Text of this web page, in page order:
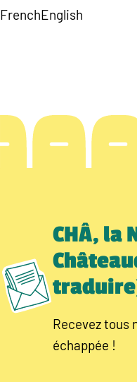
FrenchEnglish
CHÂ, la
Recevez tous
échappée !